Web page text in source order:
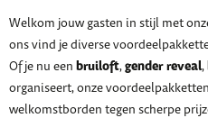
Welkom jouw gasten in stijl met
ons vind je diverse
Of je nu een bruiloft,gender reveal,
organiseert, onze
welkomstborden tegen scherpe